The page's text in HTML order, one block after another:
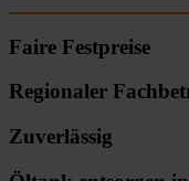
Faire Festpreise
Regionaler
Zuverlässig